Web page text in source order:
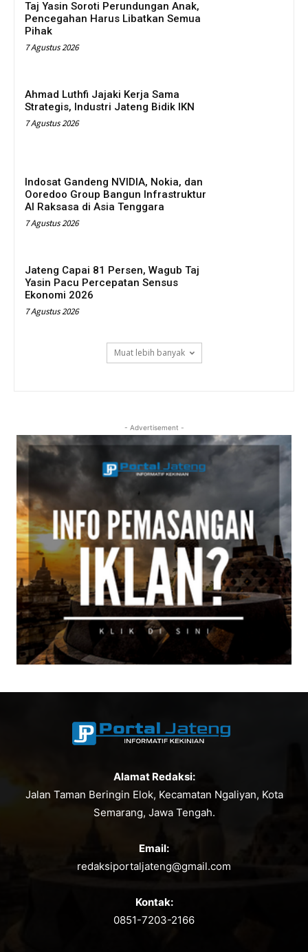
Taj Yasin Soroti Perundungan Anak,
Pencegahan Harus Libatkan Semua
Pihak
7 Agustus 2026
Ahmad Luthfi Jajaki Kerja Sama
Strategis, Industri Jateng Bidik IKN
7 Agustus 2026
Indosat Gandeng NVIDIA, Nokia, dan
Ooredoo Group Bangun Infrastruktur
AI Raksasa di Asia Tenggara
7 Agustus 2026
Jateng Capai 81 Persen, Wagub Taj
Yasin Pacu Percepatan Sensus
Ekonomi 2026
7 Agustus 2026
Muat lebih banyak
- Advertisement -
Alamat Redaksi:
Jalan Taman Beringin Elok, Kecamatan Ngaliyan, Kota
Semarang, Jawa Tengah.
Email:
redaksiportaljateng@gmail.com
Kontak:
0851-7203-2166